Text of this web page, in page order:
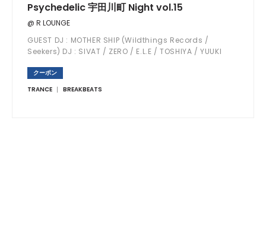
Psychedelic 宇田川町 Night vol.15
@ R LOUNGE
GUEST DJ : MOTHER SHIP (Wildthings Records /
Seekers) DJ : SIVAT / ZERO / E.L.E / TOSHIYA / YUUKI
クーポン
TRANCE
BREAKBEATS